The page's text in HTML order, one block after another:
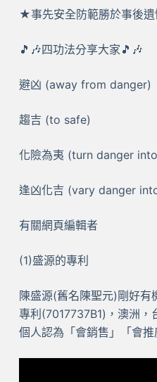
★事先安全防範勝於事後遺
🎵🎶四功法分享大家🎵🎶
避凶 (away from danger)
趨吉 (to safe)
化險為夷 (turn danger
逢凶化吉 (vary danger
有關網頁編輯者
(1)盛源的專利
陳盛源(舊名陳聖元)剛好有
專利(7017737B1)，澳洲，
個人認為「會銷售」「會